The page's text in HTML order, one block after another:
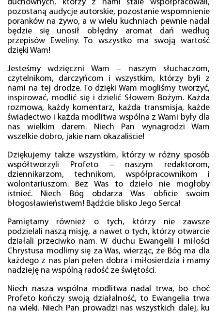
duchownych, którzy z nami stale współpracowali,
pozostaną audycje autorskie, pozostanie wspomnienie
poranków na żywo, a w wielu kuchniach pewnie nadal
będzie się unosił obłędny aromat dań według
przepisów Eweliny. To wszystko ma swoją wartość
dzięki Wam!
Jesteśmy wdzięczni Wam – naszym słuchaczom,
czytelnikom, darczyńcom i wszystkim, którzy byli z
nami na tej drodze. To dzięki Wam mogliśmy tworzyć,
inspirować, modlić się i dzielić Słowem Bożym. Każda
rozmowa, każdy komentarz, każda transmisja, każde
świadectwo i każda modlitwa wspólna z Wami były dla
nas wielkim darem. Niech Pan wynagrodzi Wam
wszelkie dobro, jakie nam okazaliście!
Dziękujemy także wszystkim, którzy w różny sposób
współtworzyli Profeto – naszym redaktorom,
dziennikarzom, technikom, współpracownikom i
wolontariuszom. Bez Was to dzieło nie mogłoby
istnieć. Niech Bóg obdarza Was obficie swoim
błogosławieństwem! Bądźcie blisko Jego Serca!
Pamiętamy również o tych, którzy nie zawsze
podzielali naszą misję, a nawet o tych, którzy otwarcie
działali przeciwko nam. W duchu Ewangelii i miłości
Chrystusa modlimy się za Was, wierząc, że Bóg ma dla
każdego z nas plan pełen dobra i miłosierdzia i mamy
nadzieję na wspólną radość ze świętości.
Niech nasza wspólna modlitwa nadal trwa, bo choć
Profeto kończy swoją działalność, to Ewangelia trwa
na wieki. Niech Pan prowadzi nas wszystkich dalej, ku